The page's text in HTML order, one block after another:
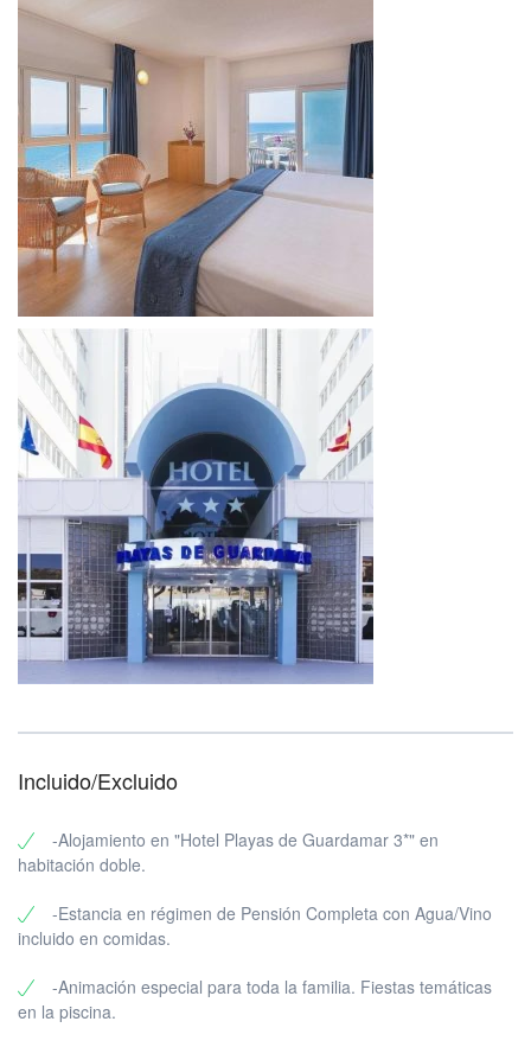
Incluido/Excluido
-Alojamiento en "Hotel Playas de Guardamar 3*" en
habitación doble.
-Estancia en régimen de Pensión Completa con Agua/Vino
incluido en comidas.
-Animación especial para toda la familia. Fiestas temáticas
en la piscina.